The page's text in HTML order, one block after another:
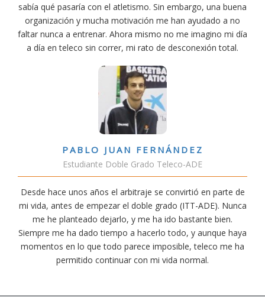
sabía qué pasaría con el atletismo. Sin embargo, una buena
organización y mucha motivación me han ayudado a no
faltar nunca a entrenar. Ahora mismo no me imagino mi día
a día en teleco sin correr, mi rato de desconexión total.
PABLO JUAN FERNÁNDEZ
Estudiante Doble Grado Teleco-ADE
Desde hace unos años el arbitraje se convirtió en parte de
mi vida, antes de empezar el doble grado (ITT-ADE). Nunca
me he planteado dejarlo, y me ha ido bastante bien.
Siempre me ha dado tiempo a hacerlo todo, y aunque haya
momentos en lo que todo parece imposible, teleco me ha
permitido continuar con mi vida normal.